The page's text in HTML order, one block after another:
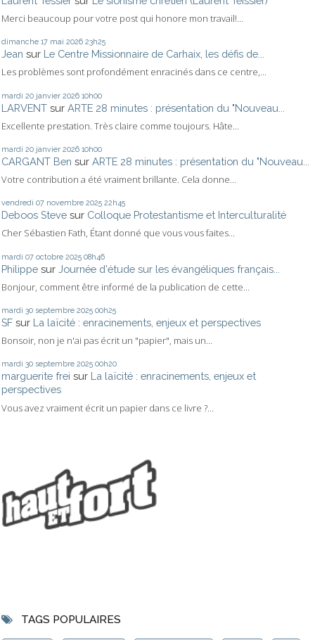
Merci beaucoup pour votre post qui honore mon travail!...
dimanche 17 mai 2026 23h25
Jean sur Le Centre Missionnaire de Carhaix, les défis de...
Les problèmes sont profondément enracinés dans ce centre,...
mardi 20 janvier 2026 10h00
LARVENT sur ARTE 28 minutes : présentation du "Nouveau...
Excellente prestation. Très claire comme toujours. Hâte...
mardi 20 janvier 2026 10h00
CARGANT Ben sur ARTE 28 minutes : présentation du "Nouveau...
Votre contribution a été vraiment brillante. Cela donne...
vendredi 07 novembre 2025 22h45
Deboos Steve sur Colloque Protestantisme et Interculturalité
Cher Sébastien Fath, Étant donné que vous vous faites...
mardi 07 octobre 2025 08h46
Philippe sur Journée d'étude sur les évangéliques français...
Bonjour, comment être informé de la publication de cette...
mardi 30 septembre 2025 00h25
SF sur La laïcité : enracinements, enjeux et perspectives
Bonsoir, non je n'ai pas écrit un "papier", mais un...
mardi 30 septembre 2025 00h20
marguerite frei sur La laïcité : enracinements, enjeux et
perspectives
Vous avez vraiment écrit un papier dans ce livre ?...
TAGS POPULAIRES